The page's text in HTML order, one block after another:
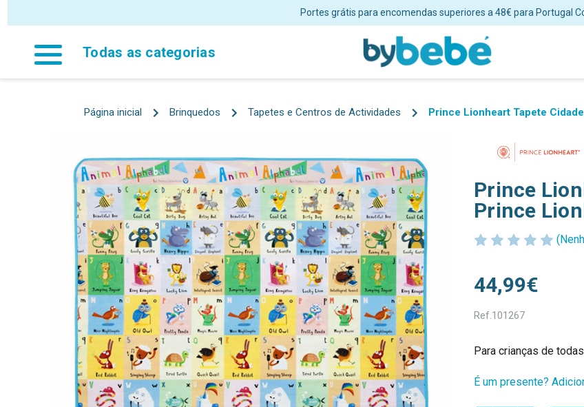
Envios em 24/48 horas úteis para Portugal Continental
Todas as categorias
Página inicial Brinquedos Tapetes e Centros de Actividades Prince Lionheart Tapete
Prince
Prince
44,99€
Ref.101267
Para crianças de
É um presente?